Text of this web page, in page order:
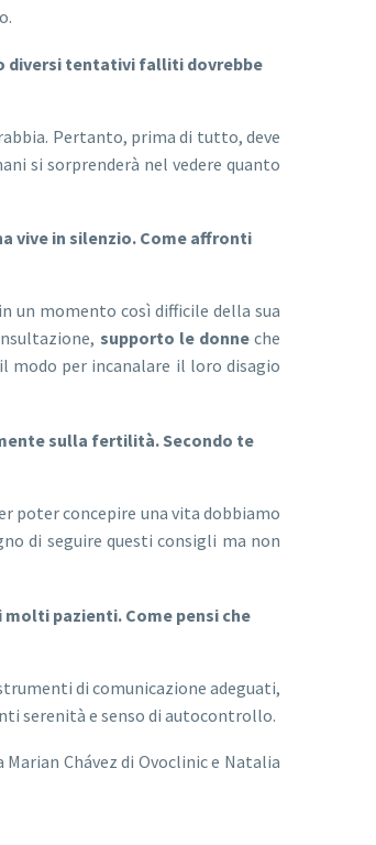
diversi tentativi falliti dovrebbe
Pertanto, prima di tutto, deve
si sorprenderà nel vedere quanto
vive in silenzio. Come affronti
un momento così difficile della sua
supporto le donneche
per incanalare il loro disagio
sulla fertilità. Secondo te
poter concepire una vita dobbiamo
di seguire questi consigli ma non
pazienti. Come pensi che
di comunicazione adeguati,
serenità e senso di autocontrollo.
Chávez di Ovoclinic e Natalia